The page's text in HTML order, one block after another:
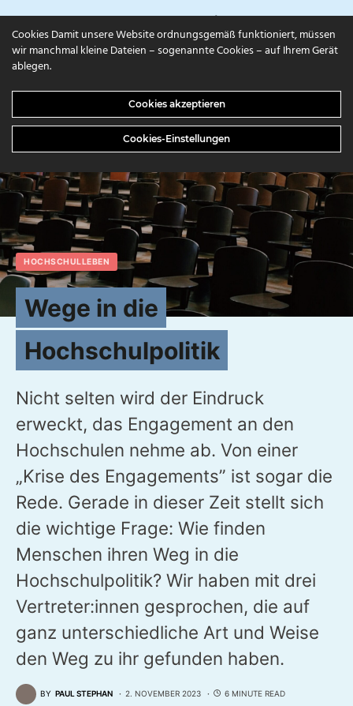
campuls.online
HOCHSCHULLEBEN
Wege in die
Hochschulpolitik
Nicht selten wird der Eindruck
erweckt, das Engagement an den
Hochschulen nehme ab. Von einer
„Krise des Engagements” ist sogar die
Rede. Gerade in dieser Zeit stellt sich
die wichtige Frage: Wie finden
Menschen ihren Weg in die
Hochschulpolitik? Wir haben mit drei
Vertreter:innen gesprochen, die auf
ganz unterschiedliche Art und Weise
den Weg zu ihr gefunden haben.
BY PAUL STEPHAN 2. NOVEMBER 2023 6 MINUTE READ
Cookies Damit unsere Website ordnungsgemäß funktioniert, müssen
wir manchmal kleine Dateien – sogenannte Cookies – auf Ihrem Gerät
ablegen.
Cookies akzeptieren
Cookies-Einstellungen